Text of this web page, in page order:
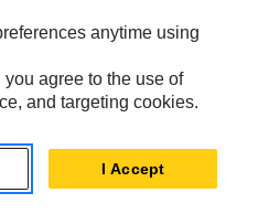
anytime using
agree to the use of
and targeting cookies.
I Accept